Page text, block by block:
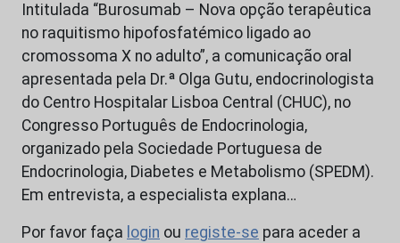
Intitulada “Burosumab – Nova opção terapêutica
no raquitismo hipofosfatémico ligado ao
cromossoma X no adulto”, a comunicação oral
apresentada pela Dr.ª Olga Gutu, endocrinologista
do Centro Hospitalar Lisboa Central (CHUC), no
Congresso Português de Endocrinologia,
organizado pela Sociedade Portuguesa de
Endocrinologia, Diabetes e Metabolismo (SPEDM).
Em entrevista, a especialista explana…
Por favor faça login ou registe-se para aceder a